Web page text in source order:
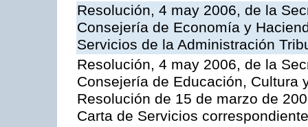
Resolución, 4 may 2006, de la
Consejería de Economía y
Servicios de la Administración
Resolución, 4 may 2006, de la
Consejería de Educación, Cultura
Resolución de 15 de marzo de
Carta de Servicios